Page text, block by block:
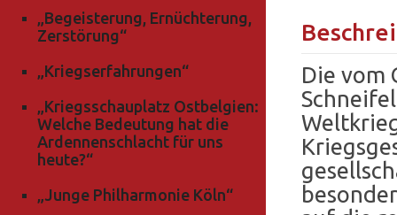
„Begeisterung, Ernüchterung,
Zerstörung“
„Kriegserfahrungen“
„Kriegsschauplatz Ostbelgien:
Welche Bedeutung hat die
Ardennenschlacht für uns
heute?“
„Junge Philharmonie Köln“
Die vom